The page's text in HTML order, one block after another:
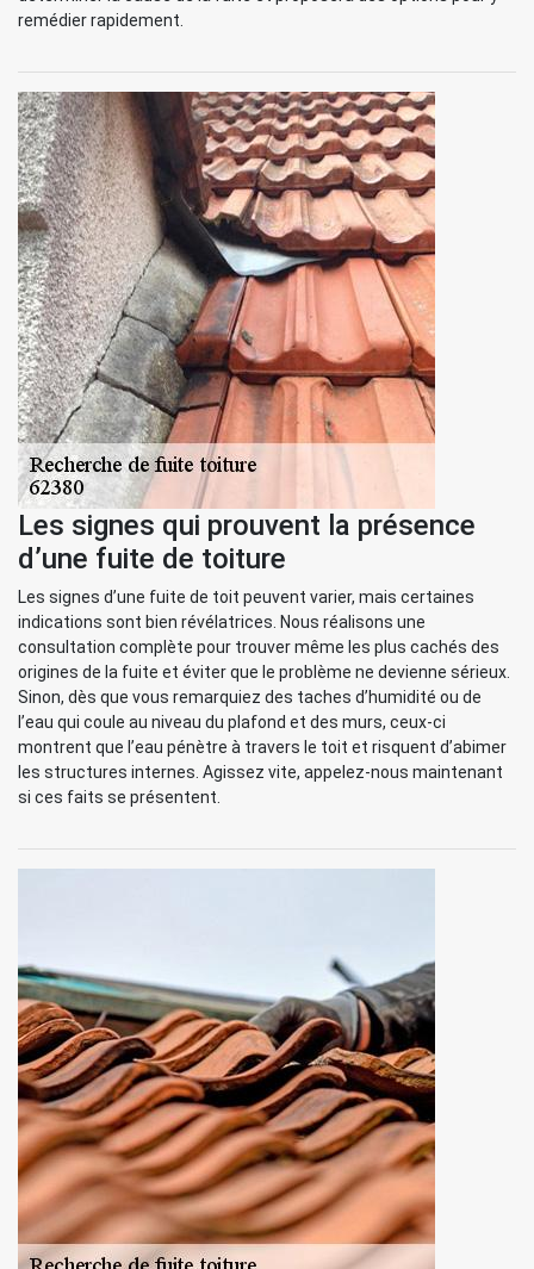
remédier rapidement.
Les signes qui prouvent la présence
d’une fuite de toiture
Les signes d’une fuite de toit peuvent varier, mais certaines
indications sont bien révélatrices. Nous réalisons une
consultation complète pour trouver même les plus cachés des
origines de la fuite et éviter que le problème ne devienne sérieux.
Sinon, dès que vous remarquiez des taches d’humidité ou de
l’eau qui coule au niveau du plafond et des murs, ceux-ci
montrent que l’eau pénètre à travers le toit et risquent d’abimer
les structures internes. Agissez vite, appelez-nous maintenant
si ces faits se présentent.